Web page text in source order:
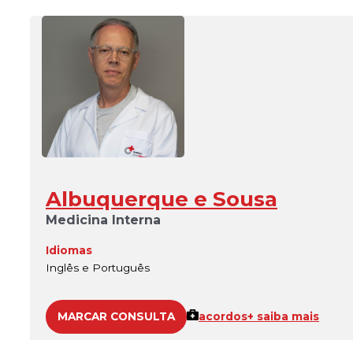
Albuquerque e Sousa
Medicina Interna
Idiomas
Inglês e Português
MARCAR CONSULTA acordos+ saiba mais